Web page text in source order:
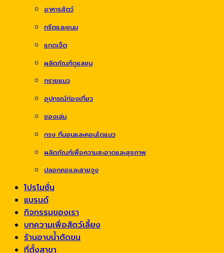
อาหารสัตว์
ทรีตและขนม
แกดเจ็ต
ผลิตภัณฑ์ดูแลขน
ทรายแมว
อุปกรณ์ท่องเที่ยว
ของเล่น
กรง ที่นอนและคอนโดแมว
ผลิตภัณฑ์เพื่อความสะอาดและสุขภาพ
ปลอกคอและสายจูง
โปรโมชั่น
แบรนด์
กิจกรรมของเรา
บทความเพื่อสัตว์เลี้ยง
ร้านอาบน้ำตัดขน
ที่ตั้งสาขา